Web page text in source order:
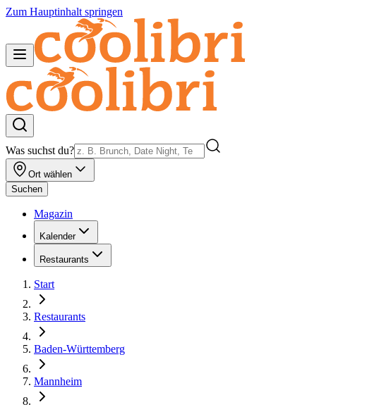
Zum Hauptinhalt springen
Was suchst du?
Ort wählen
Suchen
Magazin
Kalender
Restaurants
Start
Restaurants
Baden-Württemberg
Mannheim